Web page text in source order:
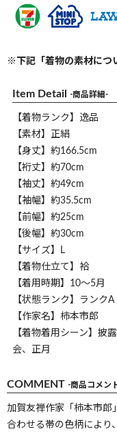
※下記「着物の素材につ
Item Detail -商品詳細-
【着物ランク】逸品
【素材】正絹
【身丈】約166.5cm
【裄丈】約70cm
【袖丈】約49cm
【袖幅】約35.5cm
【前幅】約25cm
【後幅】約30cm
【サイズ】L
【着物仕立て】袷
【着用時期】10～5月
【状態ランク】ランクA
【作家名】柿本市郎
【着物着用シーン】披
会、正月
COMMENT -商品コメン
加賀友禅作家「柿本市郎
合わせる帯の色柄により